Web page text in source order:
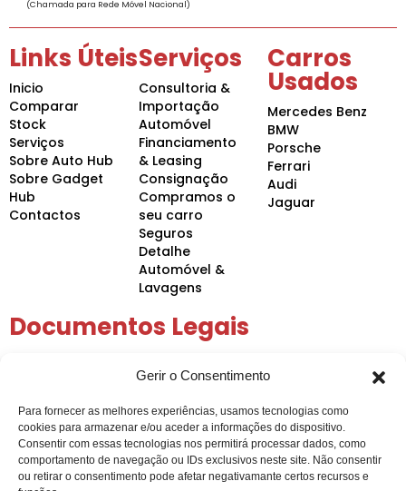
Gerir o Consentimento
Para fornecer as melhores experiências, usamos tecnologias como
cookies para armazenar e/ou aceder a informações do dispositivo.
Consentir com essas tecnologias nos permitirá processar dados, como
comportamento de navegação ou IDs exclusivos neste site. Não consentir
ou retirar o consentimento pode afetar negativamante certos recursos e
(Chamada para Rede Móvel Nacional)
Links Úteis
Inicio
Comparar
Stock
Serviços
Sobre Auto Hub
Sobre Gadget
Hub
Contactos
Serviços
Consultoria &
Importação
Automóvel
Financiamento
& Leasing
Consignação
Compramos o
seu carro
Seguros
Detalhe
Automóvel &
Lavagens
Carros
Usados
Mercedes Benz
BMW
Porsche
Ferrari
Audi
Jaguar
Documentos Legais
Política de Privacidade
Condições Gerais
Arbitragem de Conflitos
Intermediação de Crédito